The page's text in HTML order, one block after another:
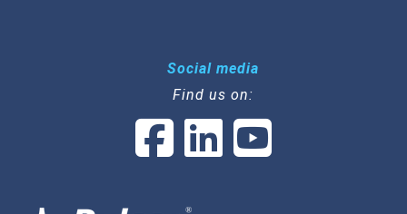
Social media
Find us on: